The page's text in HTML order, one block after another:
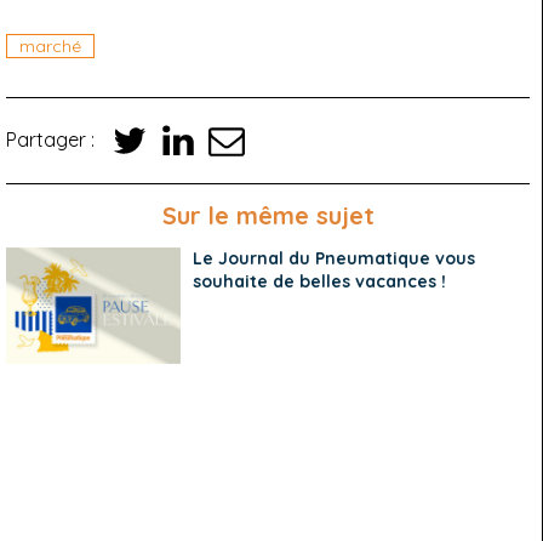
marché
Partager :
Sur le même sujet
Le Journal du Pneumatique vous
souhaite de belles vacances !